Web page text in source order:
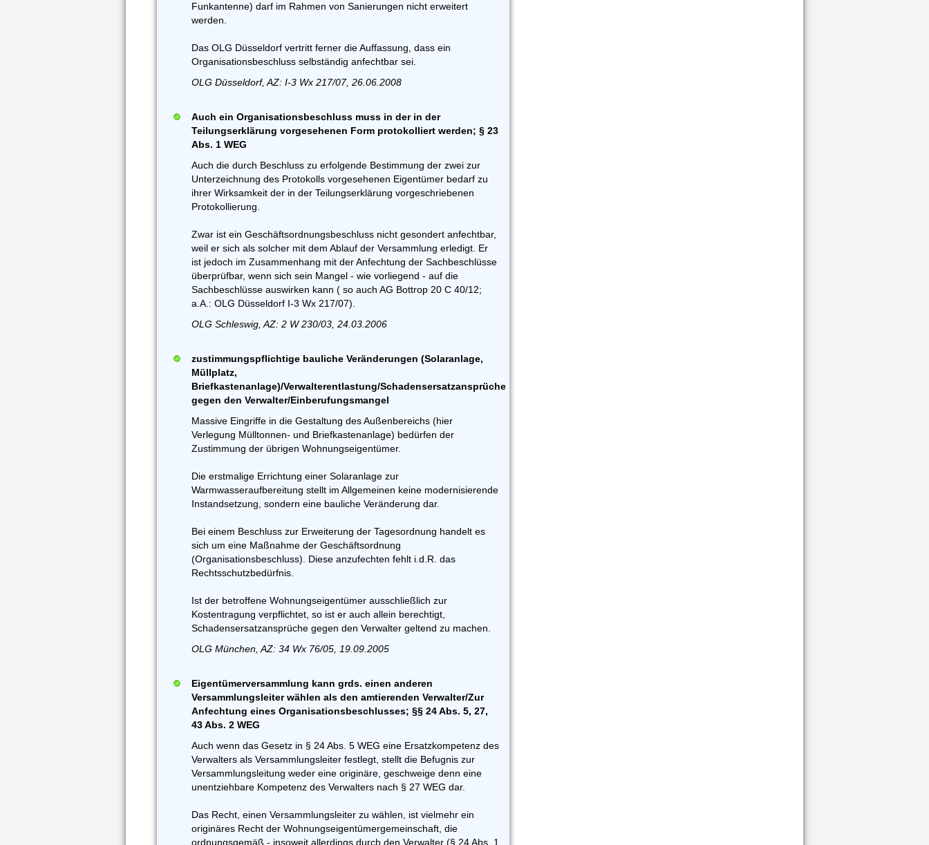
Funkantenne) darf im Rahmen von Sanierungen nicht erweitert
werden.
Das OLG Düsseldorf vertritt ferner die Auffassung, dass ein
Organisationsbeschluss selbständig anfechtbar sei.
OLG Düsseldorf, AZ: I-3 Wx 217/07, 26.06.2008
Auch ein Organisationsbeschluss muss in der in der
Teilungserklärung vorgesehenen Form protokolliert werden; § 23
Abs. 1 WEG
Auch die durch Beschluss zu erfolgende Bestimmung der zwei zur
Unterzeichnung des Protokolls vorgesehenen Eigentümer bedarf zu
ihrer Wirksamkeit der in der Teilungserklärung vorgeschriebenen
Protokollierung.
Zwar ist ein Geschäftsordnungsbeschluss nicht gesondert anfechtbar,
weil er sich als solcher mit dem Ablauf der Versammlung erledigt. Er
ist jedoch im Zusammenhang mit der Anfechtung der Sachbeschlüsse
überprüfbar, wenn sich sein Mangel - wie vorliegend - auf die
Sachbeschlüsse auswirken kann ( so auch AG Bottrop 20 C 40/12;
a.A.: OLG Düsseldorf I-3 Wx 217/07).
OLG Schleswig, AZ: 2 W 230/03, 24.03.2006
zustimmungspflichtige bauliche Veränderungen (Solaranlage,
Müllplatz,
Briefkastenanlage)/Verwalterentlastung/Schadensersatzansprüche
gegen den Verwalter/Einberufungsmangel
Massive Eingriffe in die Gestaltung des Außenbereichs (hier
Verlegung Mülltonnen- und Briefkastenanlage) bedürfen der
Zustimmung der übrigen Wohnungseigentümer.
Die erstmalige Errichtung einer Solaranlage zur
Warmwasseraufbereitung stellt im Allgemeinen keine modernisierende
Instandsetzung, sondern eine bauliche Veränderung dar.
Bei einem Beschluss zur Erweiterung der Tagesordnung handelt es
sich um eine Maßnahme der Geschäftsordnung
(Organisationsbeschluss). Diese anzufechten fehlt i.d.R. das
Rechtsschutzbedürfnis.
Ist der betroffene Wohnungseigentümer ausschließlich zur
Kostentragung verpflichtet, so ist er auch allein berechtigt,
Schadensersatzansprüche gegen den Verwalter geltend zu machen.
OLG München, AZ: 34 Wx 76/05, 19.09.2005
Eigentümerversammlung kann grds. einen anderen
Versammlungsleiter wählen als den amtierenden Verwalter/Zur
Anfechtung eines Organisationsbeschlusses; §§ 24 Abs. 5, 27,
43 Abs. 2 WEG
Auch wenn das Gesetz in § 24 Abs. 5 WEG eine Ersatzkompetenz des
Verwalters als Versammlungsleiter festlegt, stellt die Befugnis zur
Versammlungsleitung weder eine originäre, geschweige denn eine
unentziehbare Kompetenz des Verwalters nach § 27 WEG dar.
Das Recht, einen Versammlungsleiter zu wählen, ist vielmehr ein
originäres Recht der Wohnungseigentümergemeinschaft, die
ordnungsgemäß - insoweit allerdings durch den Verwalter (§ 24 Abs. 1